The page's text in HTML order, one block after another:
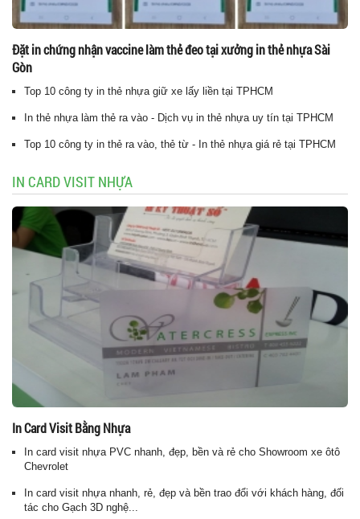
Đặt in chứng nhận vaccine làm thẻ đeo tại xưởng in thẻ nhựa Sài
Gòn
Top 10 công ty in thẻ nhựa giữ xe lấy liền tại TPHCM
In thẻ nhựa làm thẻ ra vào - Dịch vụ in thẻ nhựa uy tín tại TPHCM
Top 10 công ty in thẻ ra vào, thẻ từ - In thẻ nhựa giá rẻ tại TPHCM
IN CARD VISIT NHỰA
In Card Visit Bằng Nhựa
In card visit nhựa PVC nhanh, đẹp, bền và rẻ cho Showroom xe ôtô
Chevrolet
In card visit nhựa nhanh, rẻ, đẹp và bền trao đổi với khách hàng, đối
tác cho Gạch 3D nghệ...